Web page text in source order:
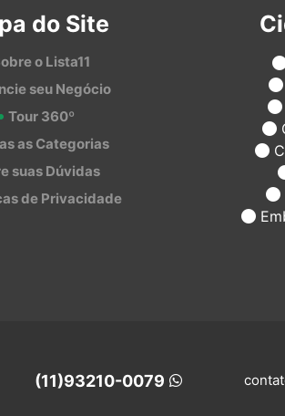
do Site
o Lista11
seu Negócio
Tour 360º
as Categorias
suas Dúvidas
de Privacidade
(11)93210-0079